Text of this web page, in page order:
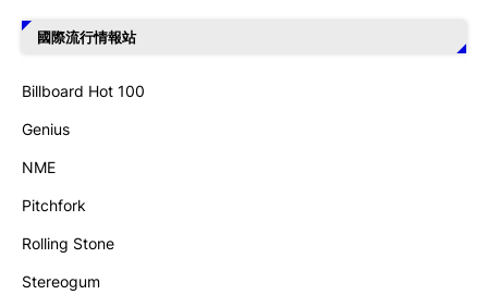
國際流行情報站
Billboard Hot 100
Genius
NME
Pitchfork
Rolling Stone
Stereogum